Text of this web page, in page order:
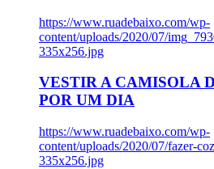
https://www.ruadebaixo.com/wp-
content/uploads/2020/07/
335x256.jpg
VESTIR A CAMISOLA
POR UM DIA
https://www.ruadebaixo.com/wp-
content/uploads/2020/07/fazer-
335x256.jpg